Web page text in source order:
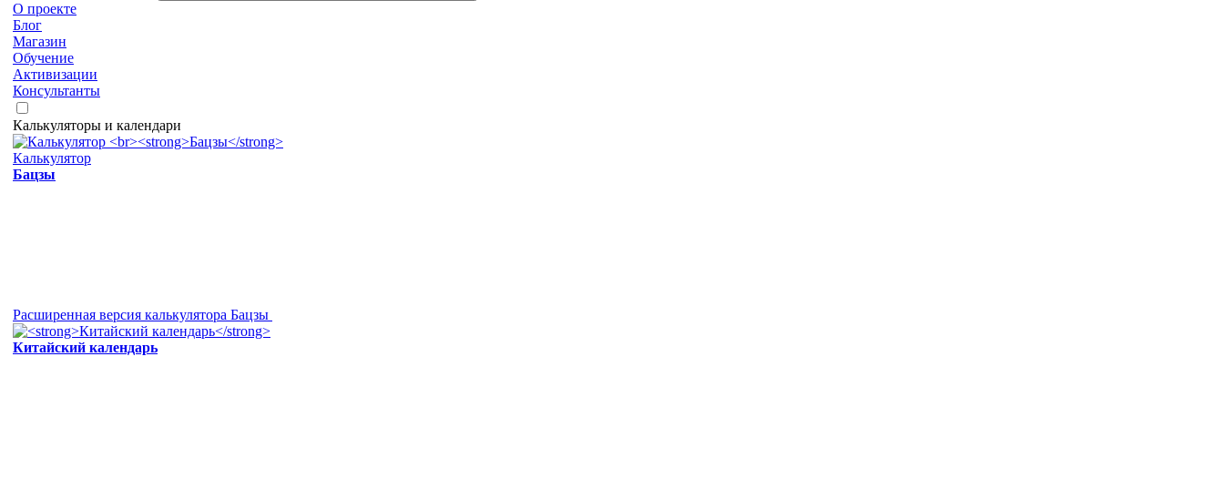
О проекте
Блог
Магазин
Обучение
Активизации
Консультанты
Калькуляторы и календари
Калькулятор
Бацзы
Расширенная версия калькулятора Бацзы
Китайский календарь